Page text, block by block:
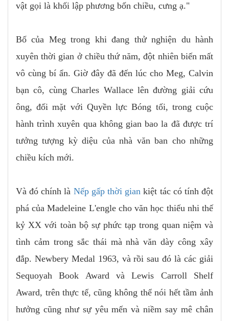
vật gọi là khối lập phương bốn chiều, cưng ạ."
Bố của Meg trong khi đang thử nghiện du hành
xuyên thời gian ở chiều thứ năm, đột nhiên biến mất
vô cùng bí ẩn. Giờ đây đã đến lúc cho Meg, Calvin
bạn cô, cùng Charles Wallace lên đường giải cứu
ông, đối mặt với Quyền lực Bóng tối, trong cuộc
hành trình xuyên qua không gian bao la đã được trí
tưởng tượng kỳ diệu của nhà văn ban cho những
chiều kích mới.
Và đó chính là Nếp gấp thời gian kiệt tác có tính đột
phá của Madeleine L'engle cho văn học thiếu nhi thế
kỷ XX với toàn bộ sự phức tạp trong quan niệm và
tình cảm trong sắc thái mà nhà văn dày công xây
đắp. Newbery Medal 1963, và rồi sau đó là các giải
Sequoyah Book Award và Lewis Carroll Shelf
Award, trên thực tế, cũng không thể nói hết tầm ảnh
hưởng cũng như sự yêu mến và niềm say mê chân